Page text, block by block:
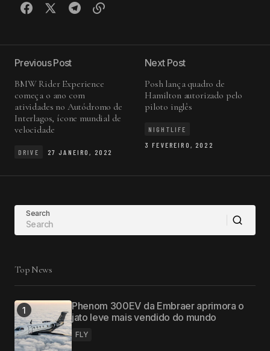
Previous Post
BMW Rider Experience
começa o ano com
atividades no Autódromo de
Interlagos, ícone mundial de
velocidade
DRIVE 27 JANEIRO, 2022
Next Post
Posh lança quadro de
Hamilton autorizado pelo
piloto inglês
NIGHTLIFE
3 FEVEREIRO, 2022
Search
Top News
Phenom 300EV da Embraer aprimora o
jato leve mais vendido do mundo
FLY